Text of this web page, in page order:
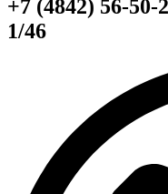
+7 (4842) 56-50-
1/46